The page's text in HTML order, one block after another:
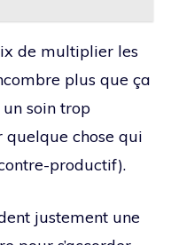
de multiplier les
plus que ça
un soin trop
quelque chose qui
productif).
justement une